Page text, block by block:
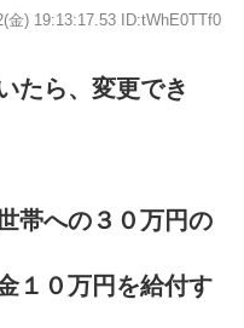
金) 19:13:17.53 ID:tWhE0TTf0
たら、変更でき
帯への３０万円の
１０万円を給付す